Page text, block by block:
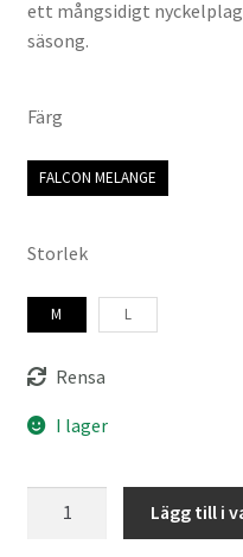
ett mångsidigt
säsong.
Färg
FALCON MELANGE
Storlek
M L
Rensa
I lager
Lägg till i